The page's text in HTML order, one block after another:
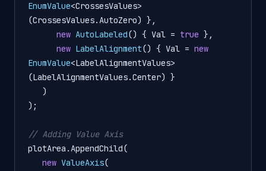
EnumValue<CrossesValues>
(CrossesValues.AutoZero) },
new AutoLabeled() { Val = true },
new LabelAlignment() { Val = new
EnumValue<LabelAlignmentValues>
(LabelAlignmentValues.Center) }
);
// Adding Value Axis
plotArea.AppendChild(
new ValueAxis(